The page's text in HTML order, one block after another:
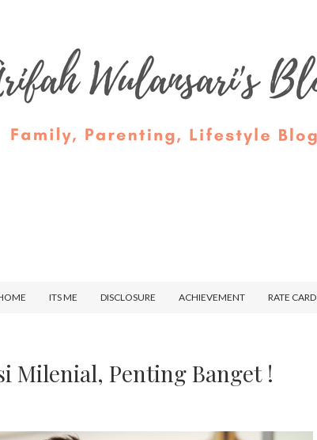
ITS ME DISCLOSURE ACHIEVEMENT RATE CARD
Milenial, Penting Banget !